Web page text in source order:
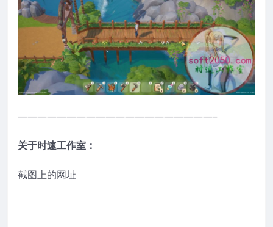
————————————————————–
关于时速工作室：
截图上的网址